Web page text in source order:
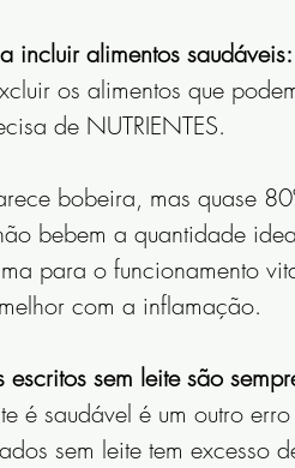
incluir alimentos saudáveis:
os alimentos que
de NUTRIENTES.
bobeira, mas quase
bebem a quantidade
para o funcionamento
com a inflamação.
sem leite são
é saudável é um outro
sem leite tem excesso